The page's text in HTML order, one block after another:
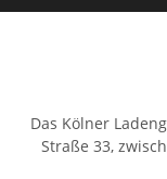
Das Kölner
Straße 33,